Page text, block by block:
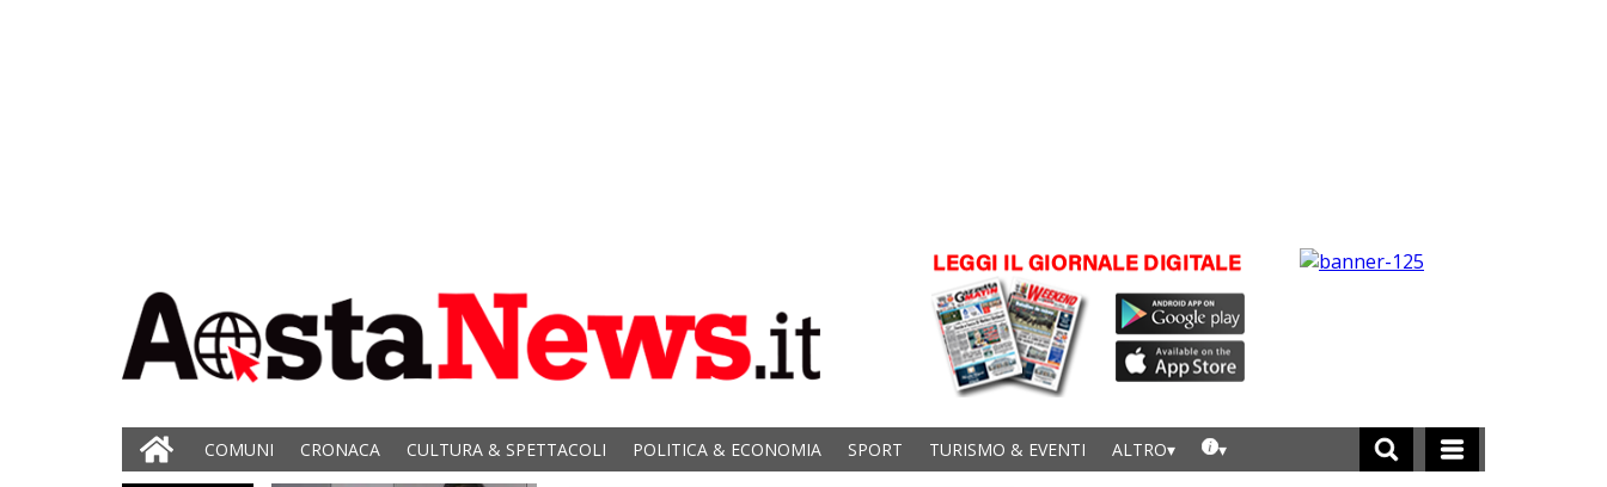
COMUNI CRONACA CULTURA & SPETTACOLI POLITICA & ECONOMIA SPORT TURISMO & EVENTI ALTRO